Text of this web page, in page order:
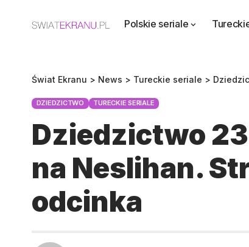
Polskie seriale
Świat Ekranu > News > Tureckie seriale >
DZIEDZICTWO TURECKIE SERIALE
Dziedzictwo
na Neslihan.
odcinka